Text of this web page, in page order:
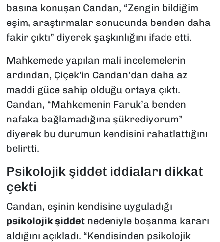
basına konuşan Candan, “Zengin bildiğim
eşim, araştırmalar sonucunda benden daha
fakir çıktı” diyerek şaşkınlığını ifade etti.
Mahkemede yapılan mali incelemelerin
ardından, Çiçek’in Candan’dan daha az
maddi güce sahip olduğu ortaya çıktı.
Candan, “Mahkemenin Faruk’a benden
nafaka bağlamadığına şükrediyorum”
diyerek bu durumun kendisini rahatlattığını
belirtti.
Psikolojik şiddet iddiaları dikkat
çekti
Candan, eşinin kendisine uyguladığı
psikolojik şiddetnedeniyle boşanma kararı
aldığını açıkladı. “Kendisinden psikolojik